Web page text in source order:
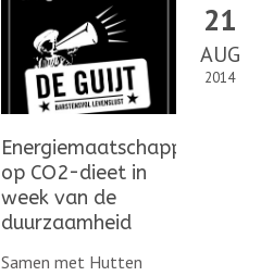
Energiemaatschappij
op CO2-dieet in
week van de
duurzaamheid
Samen met Hutten
21
AUG
2014